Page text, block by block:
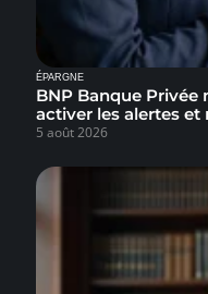
ÉPARGNE
BNP Banque
activer les alertes
5 août 2026